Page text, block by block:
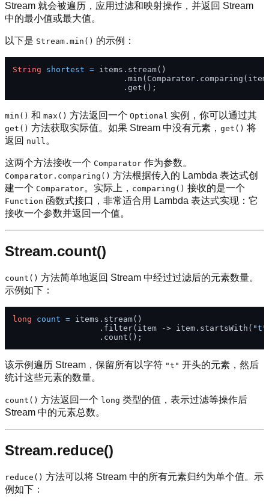
Stream 就会被遍历，应用过滤和映射操作，并返回 Stream
中的最小值或最大值。
以下是 Stream.min() 的示例：
String shortest = items.stream()
min() 和 max() 方法返回一个 Optional 实例，你可以通过其
get() 方法获取实际值。如果 Stream 中没有元素， get() 将
返回 null。
这两个方法接收一个 Comparator 作为参数。
Comparator.comparing() 方法根据传入的 Lambda 表达式创
建一个 Comparator。实际上， comparing() 接收的是一个
Function 函数式接口，非常适合用 Lambda 表达式实现：它
接收一个参数并返回一个值。
Stream.count()
count() 方法简单地返回 Stream 中经过过滤后的元素数量。
示例如下：
long count = items.stream()
                  .filter(item -> item.startsWith(
"t"
该示例遍历 Stream，保留所有以字符 "t" 开头的元素，然后
统计这些元素的数量。
count() 方法返回一个 long 类型的值，表示过滤等操作后
Stream 中的元素总数。
Stream.reduce()
reduce() 方法可以将 Stream 中的所有元素归约为单个值。示
例如下：